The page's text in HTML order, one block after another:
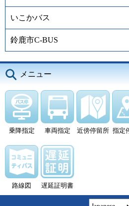
いこかバス
鈴鹿市C-BUS
メニュー
乗降指定 車両指定 近傍停留所 指定
路線図 遅延証明書